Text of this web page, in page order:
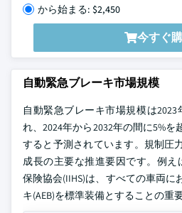
から始まる: $2,450
今すぐ
自動緊急ブレーキ市場規模
自動緊急ブレーキ市場規模は2023
れ、2024年から2032年の間に5%
すると予測されています。規制圧
成長の主要な推進要因です。例え
保険協会(IIHS)は、すべての車両に
キ(AEB)を標準装備とすることの重